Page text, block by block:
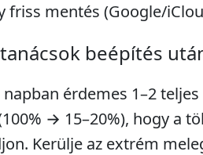
friss mentés (Google/
beépítés
napban érdemes 1–2
→ 15–20%), hogy a
Kerülje az extrém